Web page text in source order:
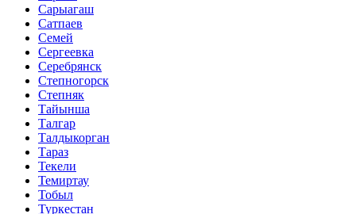
Сарыагаш
Сатпаев
Семей
Сергеевка
Серебрянск
Степногорск
Степняк
Тайынша
Талгар
Талдыкорган
Тараз
Текели
Темиртау
Тобыл
Туркестан